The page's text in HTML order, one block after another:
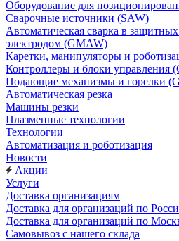
Оборудование для
Сварочные источники (SAW)
Автоматическая сварка в
электродом (GMAW)
Каретки, манипуляторы и
Контроллеры и блоки управления
Подающие механизмы и горелки
Автоматическая резка
Машины резки
Плазменные технологии
Технологии
Автоматизация и роботизация
Новости
Акции
Услуги
Доставка организациям
Доставка для организаций по
Доставка для организаций по
Самовывоз с нашего склада